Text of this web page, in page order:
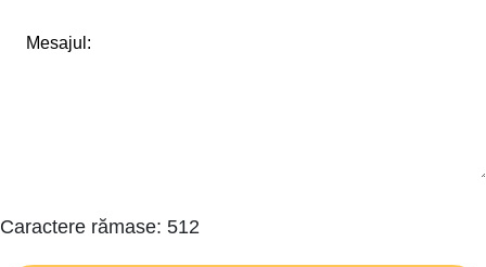
Caractere rămase: 512